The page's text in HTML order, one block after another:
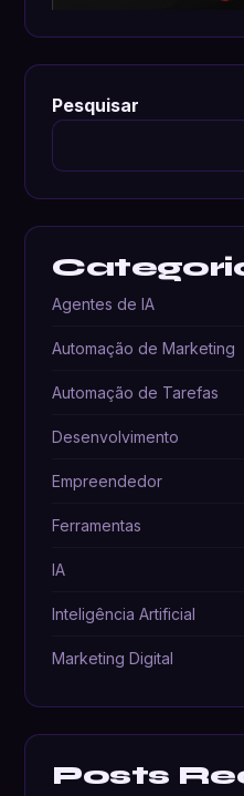
Pesquisar
Agentes de IA
Automação de Marketing
Automação de Tarefas
Desenvolvimento
Empreendedor
Ferramentas
IA
Inteligência Artificial
Marketing Digital
Posts